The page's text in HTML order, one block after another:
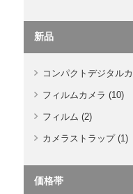
新品
コンパクトデジタル
フィルムカメラ (10)
フィルム (2)
カメラストラップ (1)
価格帯